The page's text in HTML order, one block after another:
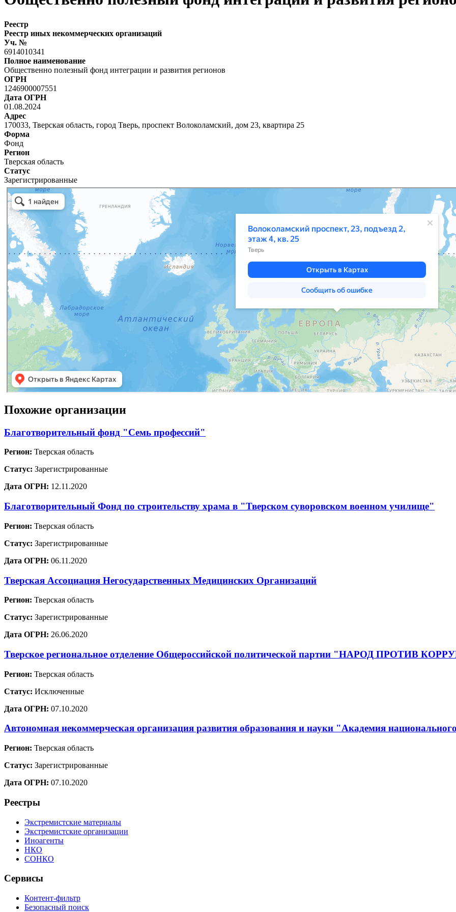
Реестр
Реестр иных некоммерческих организаций
Уч. №
6914010341
Полное наименование
Общественно полезный фонд интеграции и развития регионов
ОГРН
1246900007551
Дата ОГРН
01.08.2024
Адрес
170033, Тверская область, город Тверь, проспект Волоколамский, дом 23, квартира 25
Форма
Фонд
Регион
Тверская область
Статус
Зарегистрированные
Похожие организации
Благотворительный фонд "Семь профессий"
Регион: Тверская область
Статус: Зарегистрированные
Дата ОГРН: 12.11.2020
Благотворительный Фонд по строительству храма в "Тверском суворовском военном училище"
Регион: Тверская область
Статус: Зарегистрированные
Дата ОГРН: 06.11.2020
Тверская Ассоциация Негосударственных Медицинских Организаций
Регион: Тверская область
Статус: Зарегистрированные
Дата ОГРН: 26.06.2020
Тверское региональное отделение Общероссийской политической партии "НАРОД ПРОТИВ
Регион: Тверская область
Статус: Исключенные
Дата ОГРН: 07.10.2020
Автономная некоммерческая организация развития образования и науки "Академия
Регион: Тверская область
Статус: Зарегистрированные
Дата ОГРН: 07.10.2020
Реестры
Экстремистские материалы
Экстремистские организации
Иноагенты
НКО
СОНКО
Сервисы
Контент-фильтр
Безопасный поиск